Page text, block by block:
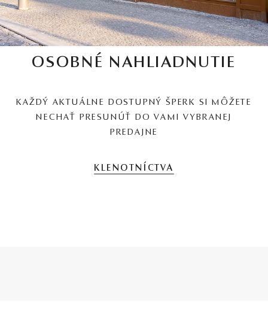
OSOBNÉ NAHLIADNUTIE
KAŽDÝ AKTUÁLNE DOSTUPNÝ ŠPERK SI MÔŽETE
NECHAŤ PRESUNÚŤ DO VAMI VYBRANEJ
PREDAJNE
KLENOTNÍCTVA